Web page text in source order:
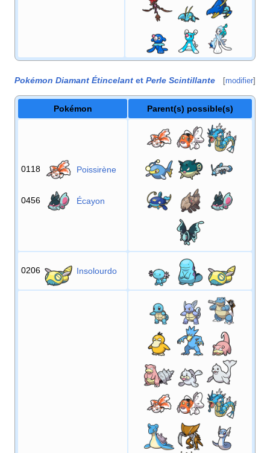
Pokémon Diamant Étincelant et Perle Scintillante [modifier]
Pokémon Parent(s) possible(s)
0118 Poissirène
0456 Écayon
0206 Insolourdo